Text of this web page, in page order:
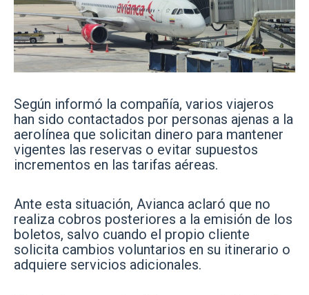
Según informó la compañía, varios viajeros
han sido contactados por personas ajenas a la
aerolínea que solicitan dinero para mantener
vigentes las reservas o evitar supuestos
incrementos en las tarifas aéreas.
Ante esta situación, Avianca aclaró que no
realiza cobros posteriores a la emisión de los
boletos, salvo cuando el propio cliente
solicita cambios voluntarios en su itinerario o
adquiere servicios adicionales.